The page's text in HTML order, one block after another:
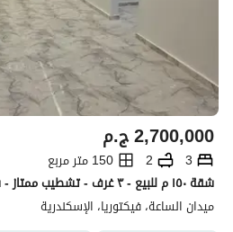
ج.م2,700,000
3
2
150 متر مربع
ميدان الساعة، فيكتوريا، الإسكندرية